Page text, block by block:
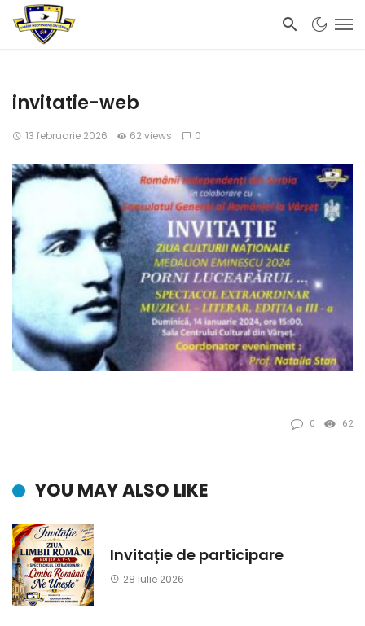
invitatie-web
13 februarie 2026 62 views 0
0 62
YOU MAY ALSO LIKE
Invitație de participare
28 iulie 2026